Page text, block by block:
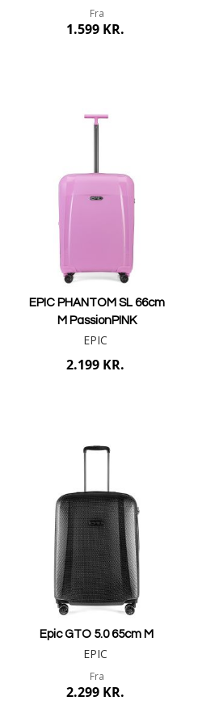
Fra
1.599 KR.
EPIC PHANTOM SL 66cm
M PassionPINK
EPIC
2.199 KR.
Epic GTO 5.0 65cm M
EPIC
Fra
2.299 KR.